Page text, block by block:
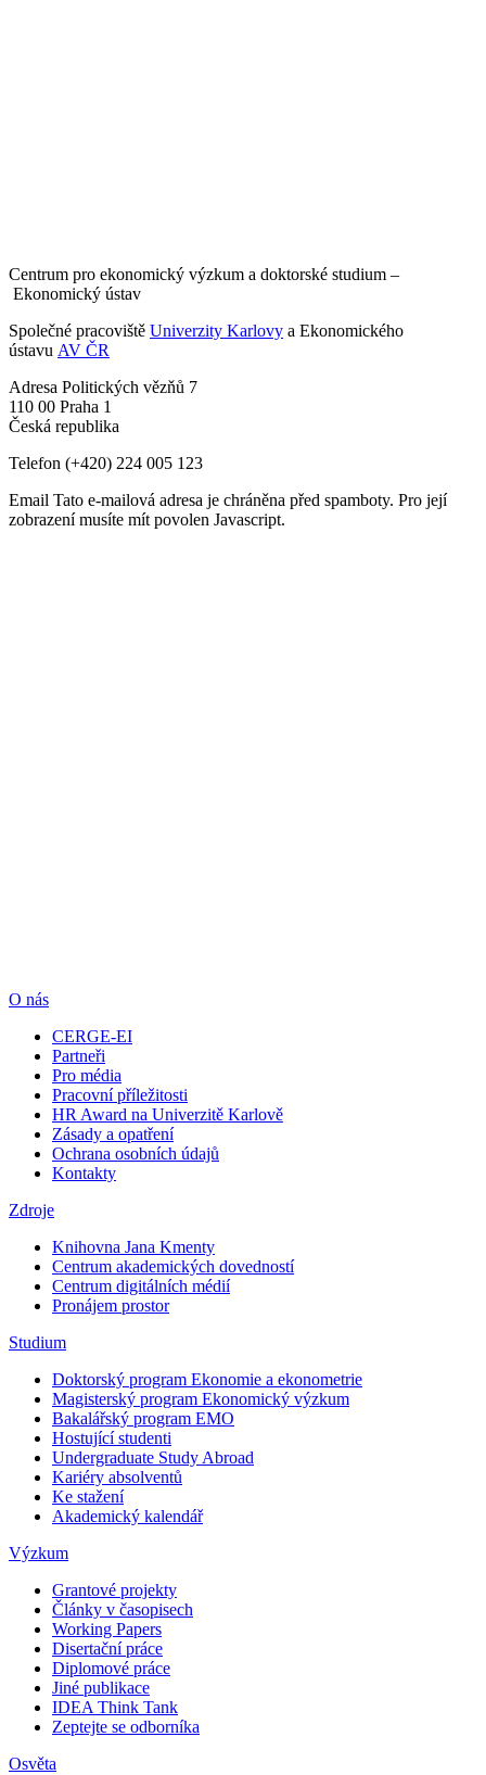
Centrum pro ekonomický výzkum a doktorské studium –
Ekonomický ústav
Společné pracoviště Univerzity Karlovy a Ekonomického
ústavu AV ČR
Adresa Politických vězňů 7
110 00 Praha 1
Česká republika
Telefon (+420) 224 005 123
Email Tato e-mailová adresa je chráněna před spamboty. Pro její
zobrazení musíte mít povolen Javascript.
O nás
CERGE-EI
Partneři
Pro média
Pracovní příležitosti
HR Award na Univerzitě Karlově
Zásady a opatření
Ochrana osobních údajů
Kontakty
Zdroje
Knihovna Jana Kmenty
Centrum akademických dovedností
Centrum digitálních médií
Pronájem prostor
Studium
Doktorský program Ekonomie a ekonometrie
Magisterský program Ekonomický výzkum
Bakalářský program EMO
Hostující studenti
Undergraduate Study Abroad
Kariéry absolventů
Ke stažení
Akademický kalendář
Výzkum
Grantové projekty
Články v časopisech
Working Papers
Disertační práce
Diplomové práce
Jiné publikace
IDEA Think Tank
Zeptejte se odborníka
Osvěta